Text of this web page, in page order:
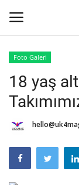
Ana Sayfa
TVNET
TOPLUM
Foto Galeri
18 yaş